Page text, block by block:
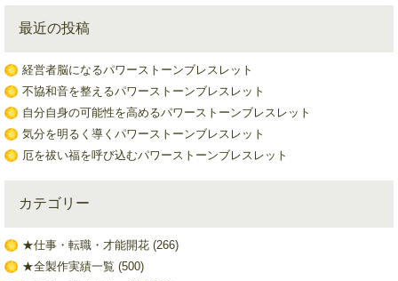
最近の投稿
経営者脳になるパワーストーンブレスレット
不協和音を整えるパワーストーンブレスレット
自分自身の可能性を高めるパワーストーンブレスレット
気分を明るく導くパワーストーンブレスレット
厄を祓い福を呼び込むパワーストーンブレスレット
カテゴリー
★仕事・転職・才能開花(266)
★全製作実績一覧 (500)